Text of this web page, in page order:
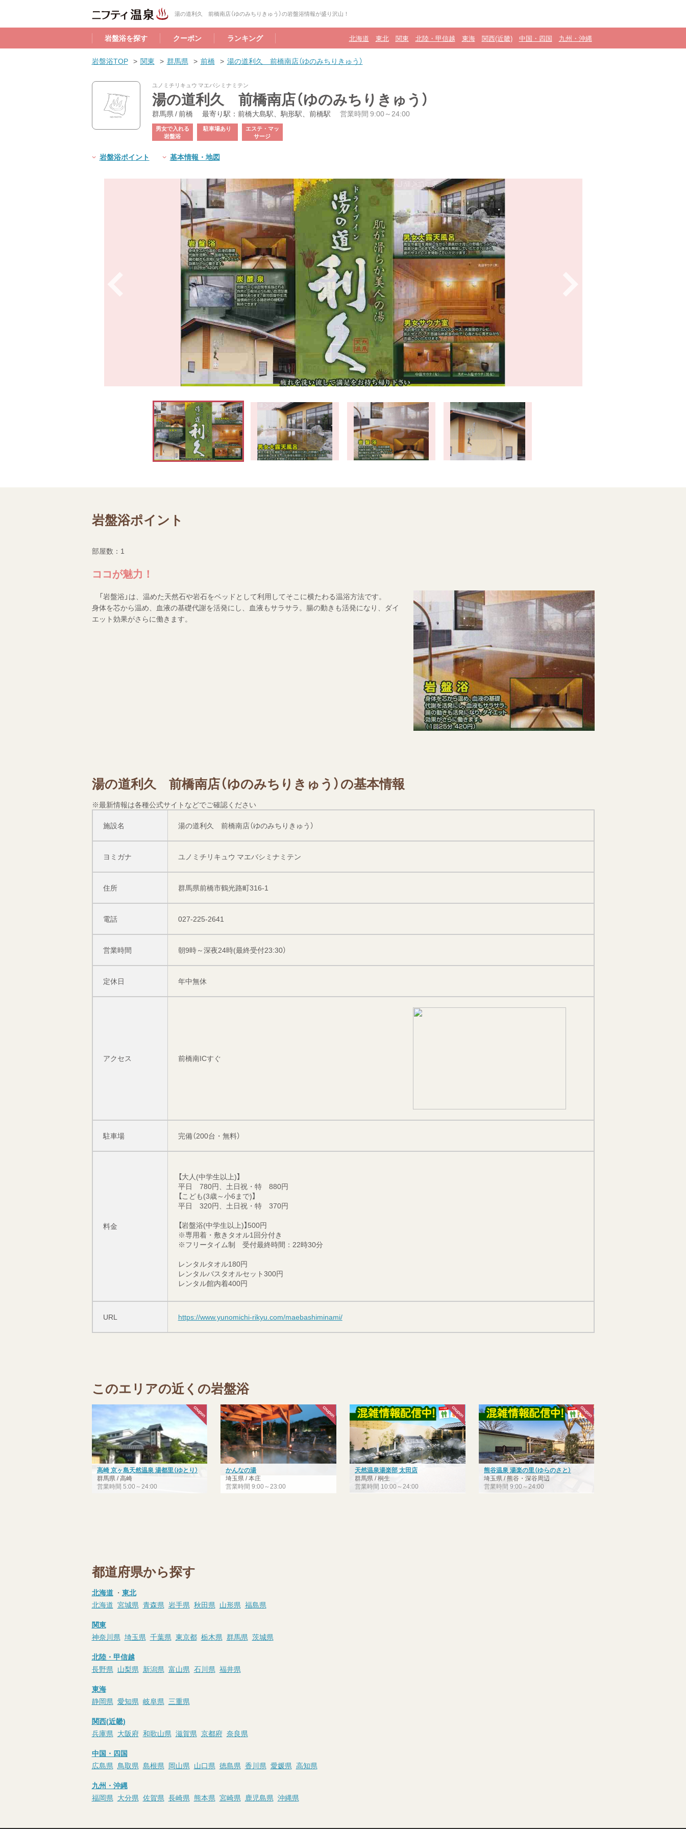
湯の道利久 前橋南店（ゆのみちりきゅう）の岩盤浴情報が盛り沢山！
岩盤浴を探す クーポン ランキング 北海道 東北 関東 北陸・甲信越 東海 関西(近畿) 中国・四国 九州・沖縄
岩盤浴TOP 関東 群馬県 前橋 湯の道利久 前橋南店（ゆのみちりきゅう）
ユノミチリキュウ マエバシミナミテン
湯の道利久 前橋南店（ゆのみちりきゅう）
群馬県 / 前橋 最寄り駅：前橋大島駅、駒形駅、前橋駅 営業時間 9:00～24:00
男女で入れる
岩盤浴
駐車場あり
エステ・マッ
サージ
岩盤浴ポイント 基本情報・地図
岩盤浴ポイント
部屋数：1
ココが魅力！
「岩盤浴」は、温めた天然石や岩石をベッドとして利用してそこに横たわる温浴方法です。
身体を芯から温め、血液の基礎代謝を活発にし、血液もサラサラ。腸の動きも活発になり、ダイ
エット効果がさらに働きます。
湯の道利久 前橋南店（ゆのみちりきゅう）の基本情報
※最新情報は各種公式サイトなどでご確認ください
施設名 湯の道利久 前橋南店（ゆのみちりきゅう）
ヨミガナ ユノミチリキュウ マエバシミナミテン
住所 群馬県前橋市鶴光路町316-1
電話 027-225-2641
営業時間 朝9時～深夜24時(最終受付23:30）
定休日 年中無休
アクセス 前橋南ICすぐ
駐車場 完備（200台・無料）
料金
【大人(中学生以上)】
平日 780円、土日祝・特 880円
【こども(3歳～小6まで)】
平日 320円、土日祝・特 370円
【岩盤浴(中学生以上)】500円
※専用着・敷きタオル1回分付き
※フリータイム制 受付最終時間：22時30分
レンタルタオル180円
レンタルバスタオルセット300円
レンタル館内着400円
URL https://www.yunomichi-rikyu.com/maebashiminami/
このエリアの近くの岩盤浴
高崎 京ヶ島天然温泉 湯都里（ゆとり）
群馬県 / 高崎
営業時間 5:00～24:00
かんなの湯
埼玉県 / 本庄
営業時間 9:00～23:00
天然温泉湯楽部 太田店
群馬県 / 桐生
営業時間 10:00～24:00
熊谷温泉 湯楽の里（ゆらのさと）
埼玉県 / 熊谷・深谷周辺
営業時間 9:00～24:00
都道府県から探す
北海道・ 東北
北海道 宮城県 青森県 岩手県 秋田県 山形県 福島県
関東
神奈川県 埼玉県 千葉県 東京都 栃木県 群馬県 茨城県
北陸・甲信越
長野県 山梨県 新潟県 富山県 石川県 福井県
東海
静岡県 愛知県 岐阜県 三重県
関西(近畿)
兵庫県 大阪府 和歌山県 滋賀県 京都府 奈良県
中国・四国
広島県 鳥取県 島根県 岡山県 山口県 徳島県 香川県 愛媛県 高知県
九州・沖縄
福岡県 大分県 佐賀県 長崎県 熊本県 宮崎県 鹿児島県 沖縄県